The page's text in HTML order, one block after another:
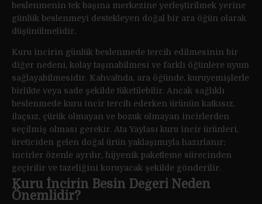
beslenmenin tek başına merkezine yerleştirilmek yerine
günlük beslenmeyi destekleyen doğal bir ara öğün olarak
düşünülmelidir.
Kuru incirin günlük beslenmede tercih edilmesinin bir
diğer nedeni, kolay taşınabilmesi ve farklı öğünlere uyum
sağlayabilmesidir. Kahvaltıda, ara öğünde, kuruyemişlerle
birlikte veya sade şekilde tüketilebilir. Ancak sağlıklı
beslenmede kuru incir tercih ederken ürünün katkısız,
ilaçsız, çürük olmayan ve bozuk olmayan incirlerden
seçilmiş olması gerekir. Ata Yaylası kuru incir ürünleri,
üreticiden gelen doğal ürün yaklaşımıyla hazırlanır;
incirler özenle ayrılır, hijyenik paketleme sürecinden
geçirilir ve tazeliğini koruyacak şekilde gönderilir.
Kuru İncirin Besin Değeri Neden
Önemlidir?